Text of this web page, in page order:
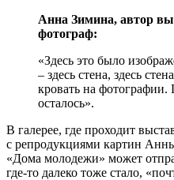
Анна Зимина, автор
фотограф:
«Здесь это было
– здесь стена, здесь
кровать на фотографии.
осталось».
В галерее, где проходит
с репродукциями картин
«Дома молодежи» может
где-то далеко тоже стало,